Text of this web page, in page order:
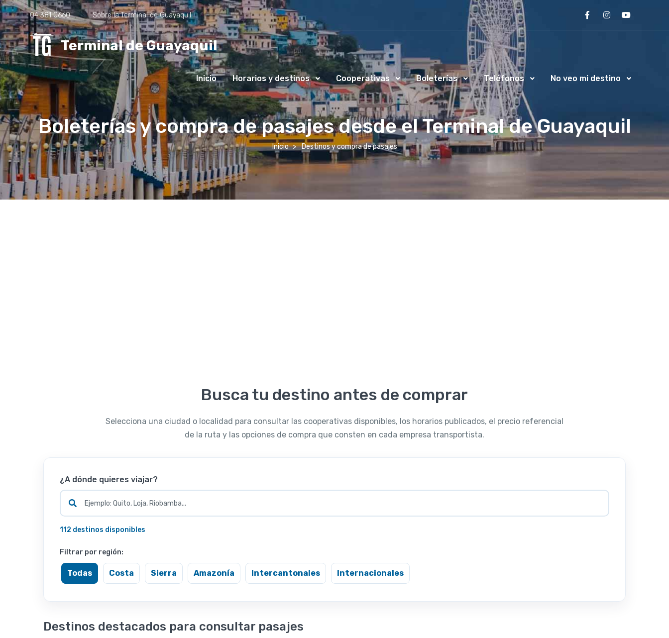
04 381 0660 Sobre la Terminal de Guayaquil
Terminal de Guayaquil
Inicio Horarios y destinos Cooperativas Boleterías Teléfonos No veo mi destino
Boleterías y compra de pasajes desde el Terminal de Guayaquil
Inicio Destinos y compra de pasajes
Busca tu destino antes de comprar
Selecciona una ciudad o localidad para consultar las cooperativas disponibles, los horarios publicados, el precio referencial
de la ruta y las opciones de compra que consten en cada empresa transportista.
¿A dónde quieres viajar?
112 destinos disponibles
Filtrar por región:
Todas Costa Sierra Amazonía Intercantonales Internacionales
Destinos destacados para consultar pasajes